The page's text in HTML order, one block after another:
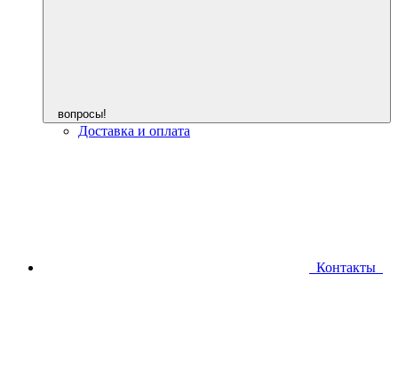
вопросы!
Доставка и оплата
Контакты